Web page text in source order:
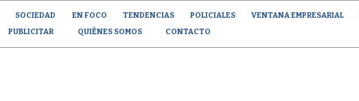
SOCIEDAD EN FOCO TENDENCIAS POLICIALES VENTANA EMPRESARIAL
PUBLICITAR
QUIÉNES SOMOS CONTACTO